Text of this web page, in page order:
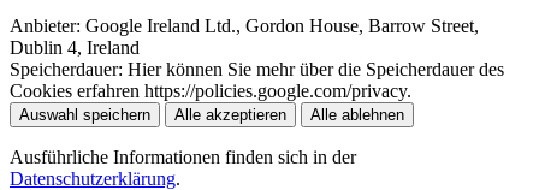
Anbieter: Google Ireland Ltd., Gordon House, Barrow Street,
Dublin 4, Ireland
Speicherdauer: Hier können Sie mehr über die Speicherdauer des
Cookies erfahren https://policies.google.com/privacy.
Auswahl speichern Alle akzeptieren Alle ablehnen
Ausführliche Informationen finden sich in der
Datenschutzerklärung.